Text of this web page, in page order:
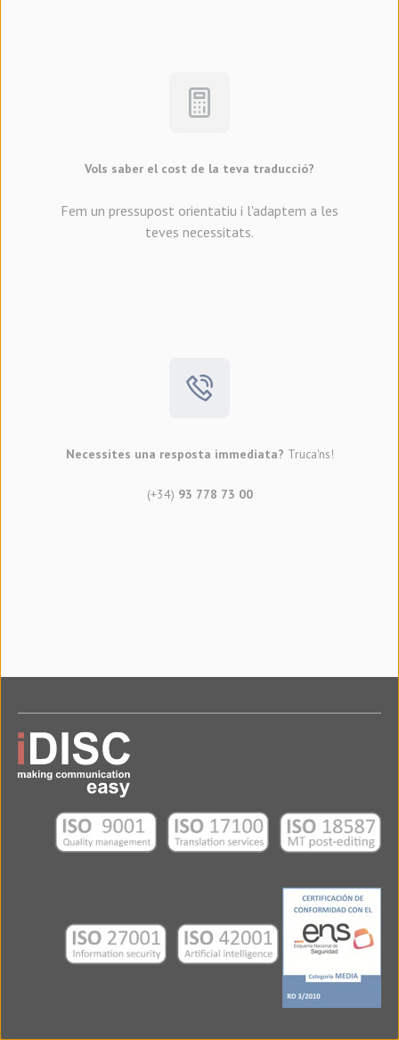
Vols saber el cost de la teva traducció?
Fem un pressupost orientatiu i l'adaptem a les
teves necessitats.
Necessites una resposta immediata? Truca'ns!
(+34) 93 778 73 00